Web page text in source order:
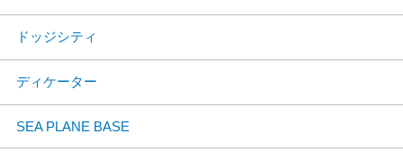
ドッジシティ
ディケーター
SEA PLANE BASE